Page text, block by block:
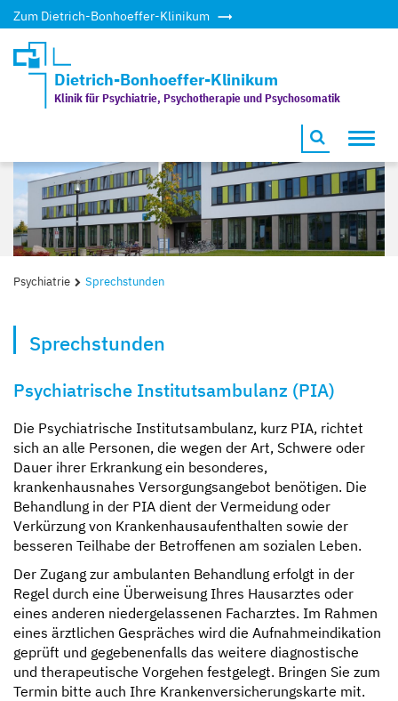
Zum Dietrich-Bonhoeffer-Klinikum
Dietrich-Bonhoeffer-Klinikum
Klinik für Psychiatrie, Psychotherapie und Psychosomatik
Psychiatrie Sprechstunden
Sprechstunden
Psychiatrische Institutsambulanz (PIA)
Die Psychiatrische Institutsambulanz, kurz PIA, richtet
sich an alle Personen, die wegen der Art, Schwere oder
Dauer ihrer Erkrankung ein besonderes,
krankenhausnahes Versorgungsangebot benötigen. Die
Behandlung in der PIA dient der Vermeidung oder
Verkürzung von Krankenhausaufenthalten sowie der
besseren Teilhabe der Betroffenen am sozialen Leben.
Der Zugang zur ambulanten Behandlung erfolgt in der
Regel durch eine Überweisung Ihres Hausarztes oder
eines anderen niedergelassenen Facharztes. Im Rahmen
eines ärztlichen Gespräches wird die Aufnahmeindikation
geprüft und gegebenenfalls das weitere diagnostische
und therapeutische Vorgehen festgelegt. Bringen Sie zum
Termin bitte auch Ihre Krankenversicherungskarte mit.